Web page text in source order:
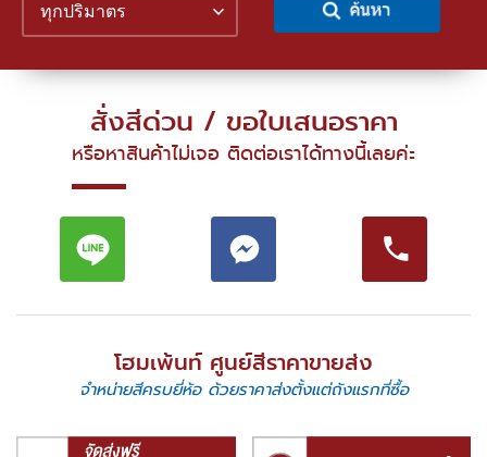
ทุกปริมาตร
สั่งสีด่วน / ขอใบเสนอราคา
หรือหาสินค้าไม่เจอ ติดต่อเราได้ทางนี้เลยค่ะ
โฮมเพ้นท์ ศูนย์สีราคาขายส่ง
จำหน่ายสีครบยี่ห้อ ด้วยราคาส่งตั้งแต่ถังแรกที่ซื้อ